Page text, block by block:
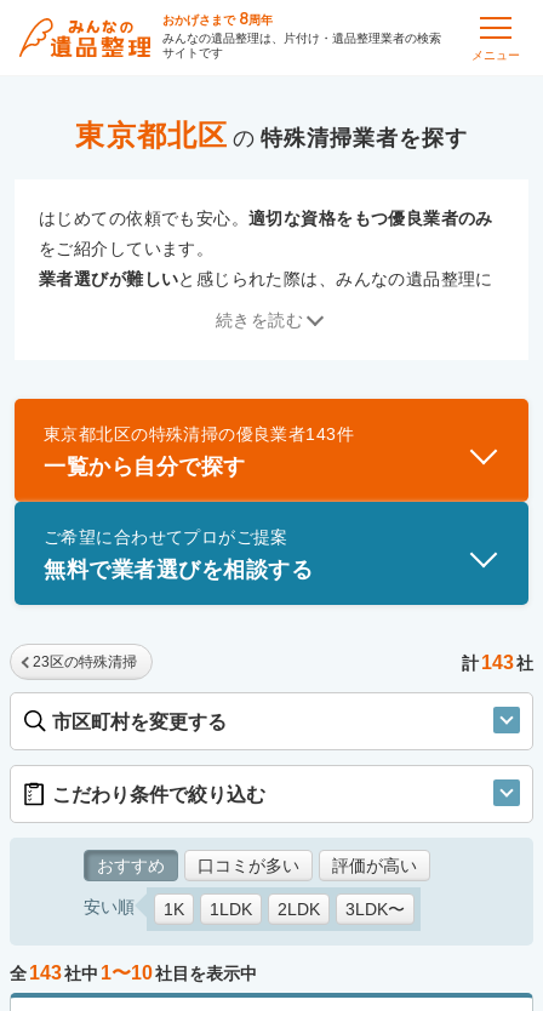
おかげさまで 8周年
みんなの遺品整理は、片付け・遺品整理業者の検索
サイトです
メニュー
東京都北区 の 特殊清掃
はじめての依頼でも安心。適切な資格をもつ優良業者のみ
をご紹介しています。
業者選びが難しいと感じられた際は、みんなの遺品整理に
優良業者とは
一般財団法人遺品整理認定協会、および一般社団法
士」資格を持つ事業者のみ掲載しています。
続きを読む
東京都北区の特殊清掃の優良業者143件
一覧から自分で探す
ご希望に合わせてプロがご提案
無料で業者選びを相談する
23区の特殊清掃 計143社
市区町村を変更する
こだわり条件で絞り込む
おすすめ 口コミが多い 評価が高い
安い順 1K 1LDK 2LDK 3LDK〜
全143社中 1〜10社目を表示中